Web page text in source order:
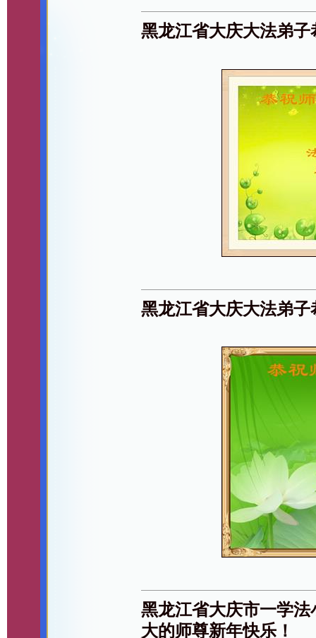
黑龙江省大庆大法弟
黑龙江省大庆大法弟
黑龙江省大庆市一学
大的师尊新年快乐！